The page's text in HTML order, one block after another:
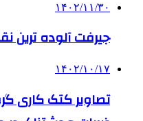
۱۴۰۲/۱۱/۳۰
جیرفت آلوده
۱۴۰۲/۱۰/۱۷
تصاویر کتک کاری